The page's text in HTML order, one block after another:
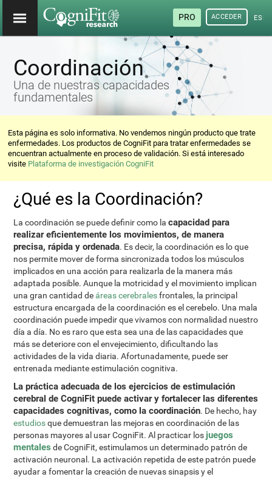
PRO ACCEDER
Coordinación
Una de nuestras capacidades
fundamentales
Esta página es solo informativa. No vendemos ningún producto que trate
enfermedades. Los productos de CogniFit para tratar enfermedades se
encuentran actualmente en proceso de validación. Si está interesado
visite Plataforma de investigación CogniFit
¿Qué es la Coordinación?
La coordinación se puede definir como lacapacidad para
realizar eficientemente los movimientos, de manera
precisa, rápida y ordenada. Es decir, la coordinación es lo que
nos permite mover de forma sincronizada todos los músculos
implicados en una acción para realizarla de la manera más
adaptada posible. Aunque la motricidad y el movimiento implican
una gran cantidad deáreas cerebralesfrontales, la principal
estructura encargada de la coordinación es el cerebelo. Una mala
coordinación puede impedir que vivamos con normalidad nuestro
día a día. No es raro que esta sea una de las capacidades que
más se deteriore con el envejecimiento, dificultando las
actividades de la vida diaria. Afortunadamente, puede ser
entrenada mediante estimulación cognitiva.
La práctica adecuada de los ejercicios de estimulación
cerebral de CogniFit puede activar y fortalecer las diferentes
capacidades cognitivas, como la coordinación. De hecho, hay
estudiosque demuestran las mejoras en coordinación de las
personas mayores al usar CogniFit. Al practicar los juegos
mentales de CogniFit, estimulamos un determinado patrón de
activación neuronal. La activación repetida de este patrón puede
ayudar a fomentar la creación de nuevas sinapsis y el